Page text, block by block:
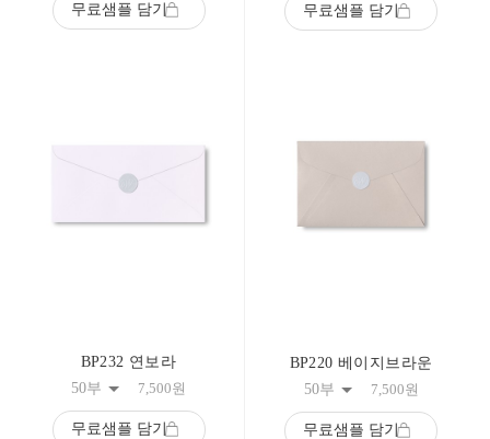
무료샘플 담기 무료샘플 담기
BP232 연보라
50부
7,500원
무료샘플 담기
BP220 베이지브라운
50부
7,500원
무료샘플 담기